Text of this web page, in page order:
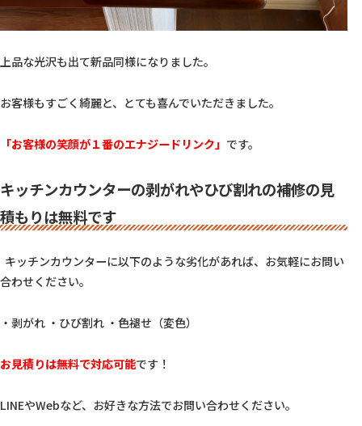
上品な光沢も出て新品同様になりました。
お客様もすごく綺麗と、とても喜んでいただきました。
「お客様の笑顔が１番のエナジードリンク」 です。
キッチンカウンターの剥がれやひび割れの補修の見
積もりは無料です
キッチンカウンターに以下のような劣化があれば、お気軽にお問い
合わせください。
・剥がれ ・ひび割れ ・色褪せ（変色）
お見積りは無料で対応可能です！
LINEやWebなど、お好きな方法でお問い合わせください。